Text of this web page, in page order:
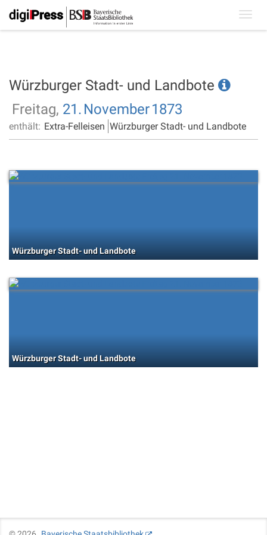
Würzburger Stadt- und Landbote
Freitag, 21. November1873
enthält: Extra-Felleisen Würzburger Stadt- und Landbote
Würzburger Stadt- und Landbote
Würzburger Stadt- und Landbote